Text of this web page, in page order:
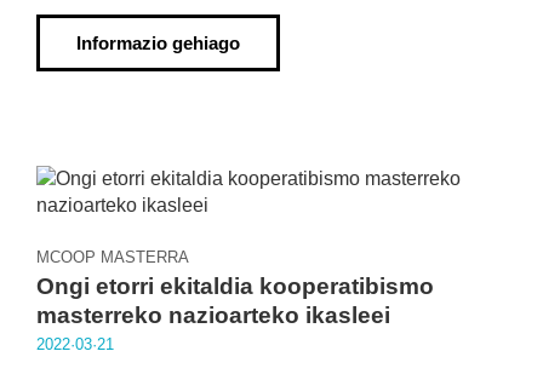
Informazio gehiago
MCOOP MASTERRA
Ongi etorri ekitaldia kooperatibismo
masterreko nazioarteko ikasleei
2022·03·21